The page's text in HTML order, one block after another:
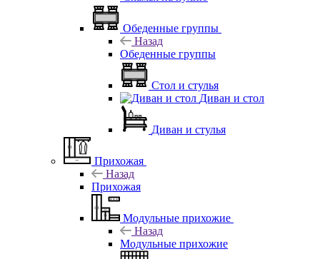
Обеденные группы
Назад
Обеденные группы
Стол и стулья
Диван и стол
Диван и стулья
Прихожая
Назад
Прихожая
Модульные прихожие
Назад
Модульные прихожие